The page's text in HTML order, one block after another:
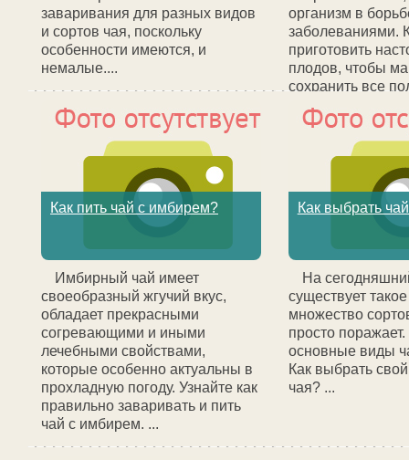
заваривания для разных видов
и сортов чая, поскольку
особенности имеются, и
немалые....
организм в
заболеваниями.
приготовить
плодов, чтобы
сохранить все
вещества?...
Как пить чай с имбирем?
Имбирный чай имеет
своеобразный жгучий вкус,
обладает прекрасными
согревающими и иными
лечебными свойствами,
которые особенно актуальны в
прохладную погоду. Узнайте как
правильно заваривать и пить
чай с имбирем. ...
Как выбрать
На
существует
множество
просто поражает.
основные виды
Как выбрать
чая? ...